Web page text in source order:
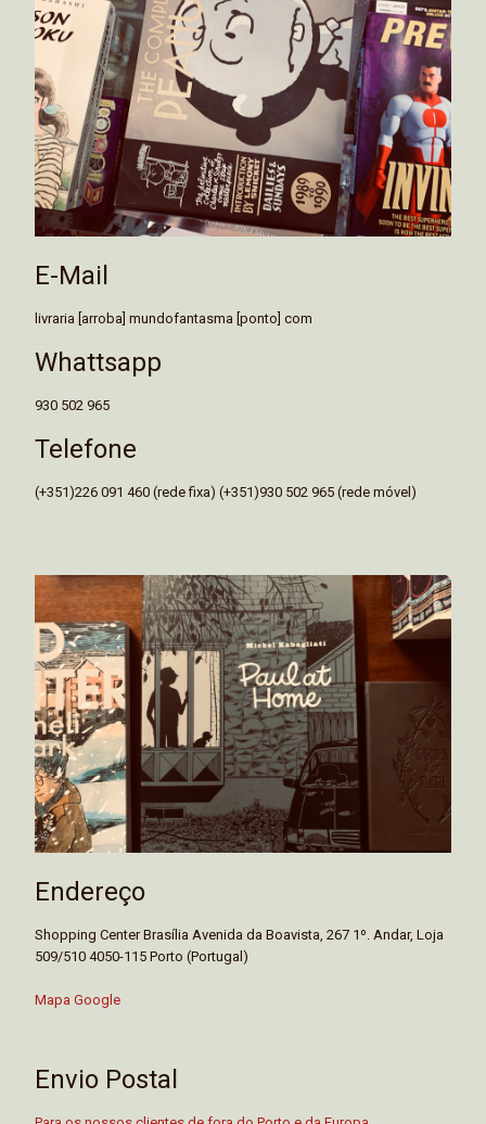
E-Mail
livraria [arroba] mundofantasma [ponto] com
Whattsapp
930 502 965
Telefone
(+351)226 091 460 (rede fixa) (+351)930 502 965 (rede móvel)
Endereço
Shopping Center Brasília Avenida da Boavista, 267 1º. Andar, Loja
509/510 4050-115 Porto (Portugal)
Mapa Google
Envio Postal